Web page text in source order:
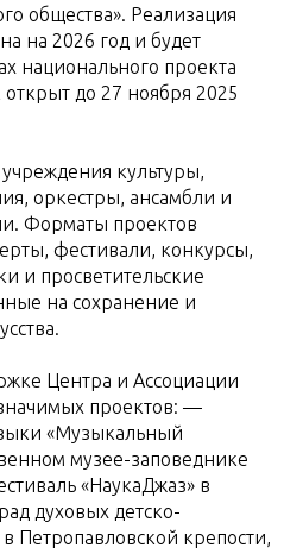
общества». Реализация
на 2026 год и будет
национального проекта
до 27 ноября 2025
культуры,
оркестры, ансамбли и
Форматы проектов
фестивали, конкурсы,
и просветительские
на сохранение и
Центра и Ассоциации
проектов: —
«Музыкальный
музее-заповеднике
«НаукаДжаз» в
духовых детско-
Петропавловской крепости,